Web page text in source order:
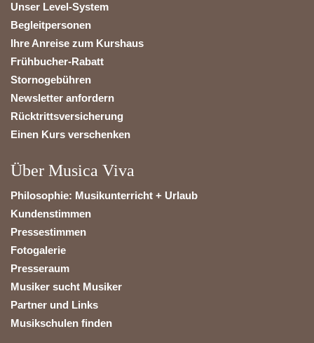
Unser Level-System
Begleitpersonen
Ihre Anreise zum Kurshaus
Frühbucher-Rabatt
Stornogebühren
Newsletter anfordern
Rücktrittsversicherung
Einen Kurs verschenken
Über Musica Viva
Philosophie: Musikunterricht + Urlaub
Kundenstimmen
Pressestimmen
Fotogalerie
Presseraum
Musiker sucht Musiker
Partner und Links
Musikschulen finden